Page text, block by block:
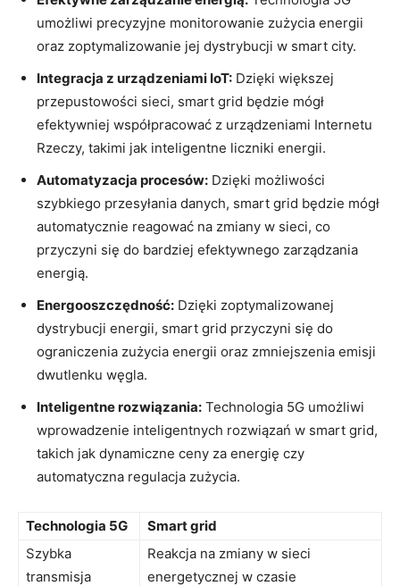
umożliwi precyzyjne ⁢monitorowanie zużycia energii
oraz zoptymalizowanie ‍jej dystrybucji w smart⁢ city.
Integracja z urządzeniami IoT: Dzięki większej
przepustowości sieci, smart grid będzie mógł
efektywniej współpracować z urządzeniami Internetu
Rzeczy, takimi jak inteligentne liczniki energii.
Automatyzacja⁤ procesów: ⁤Dzięki możliwości
szybkiego przesyłania ‌danych, smart grid będzie mógł
automatycznie reagować na zmiany w sieci, co
‍przyczyni się‌ do bardziej efektywnego zarządzania
energią.
Energooszczędność: Dzięki zoptymalizowanej
dystrybucji energii, ‌smart grid⁤ przyczyni się do
ograniczenia zużycia energii oraz zmniejszenia emisji
dwutlenku węgla.
Inteligentne rozwiązania: Technologia ‌5G umożliwi ​
wprowadzenie inteligentnych rozwiązań w smart​ grid,
takich jak ‌dynamiczne ceny za​ energię czy
automatyczna regulacja​ zużycia.
Technologia 5G
Smart grid
Szybka
transmisja
Reakcja na zmiany w sieci
⁢energetycznej w⁤ czasie